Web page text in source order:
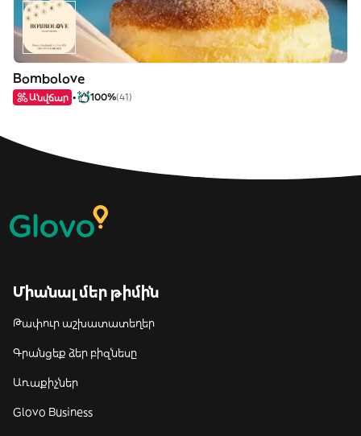
Bombolove
Անվճար 100%(41)
Միանալ մեր թիմին
Թափուր աշխատատեղեր
Գրանցեք ձեր բիզնեսը
Առաքիչներ
Glovo Business